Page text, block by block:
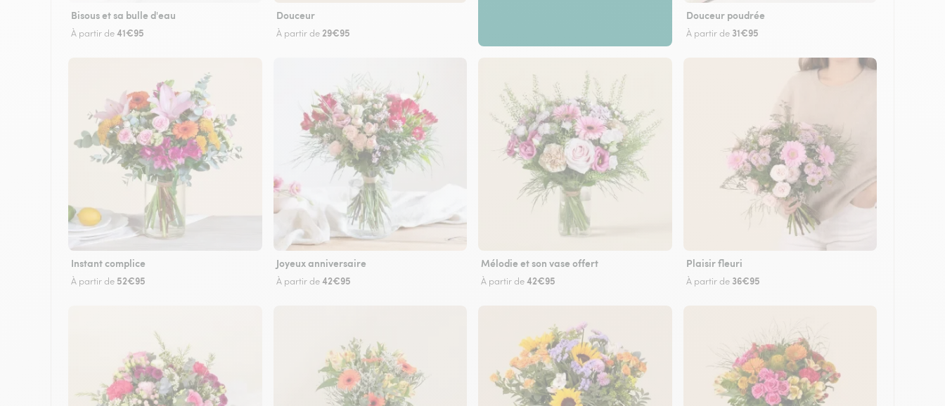
Bisous et sa bulle d'eau
À partir de41€95
Douceur
À partir de 29€95
Douceur poudrée
À partir de 31€95
Instant complice
À partir de 52€95
Joyeux anniversaire
À partir de42€95
Mélodie et son vase offert
À partir de42€95
Plaisir fleuri
À partir de 36€95